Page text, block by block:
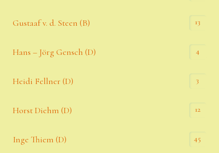
Gustaaf v. d. Steen (B) 13
Hans – Jörg Gensch (D) 4
Heidi Fellner (D) 3
Horst Diehm (D) 12
Inge Thiem (D) 45